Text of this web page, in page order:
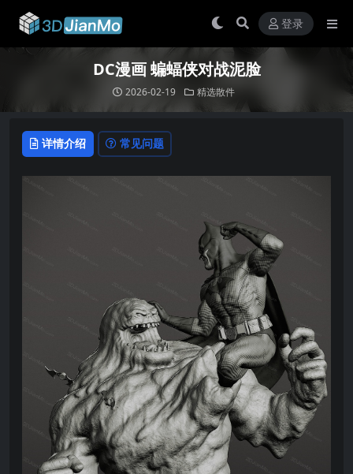
登录
DC漫画 蝙蝠侠对战泥脸
2026-02-19 精选散件
详情介绍 常见问题